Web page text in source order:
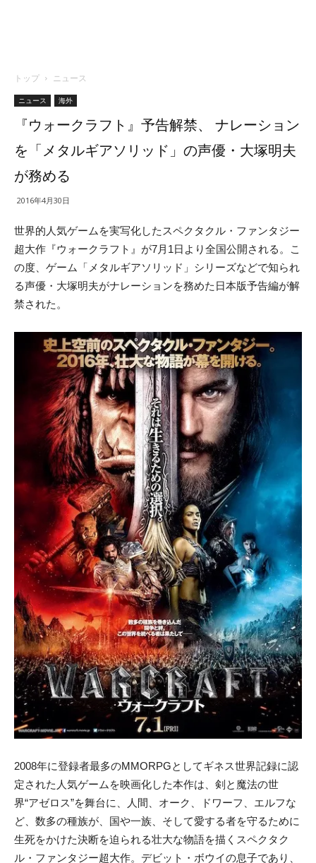
トップ ニュース
ニュース 海外
『ウォークラフト』予告解禁、 ナレーション
を「メタルギアソリッド」の声優・大塚明夫
が務める
2016年4月30日
世界的人気ゲームを実写化したスペクタクル・ファンタジー
超大作『ウォークラフト』が7月1日より全国公開される。こ
の度、ゲーム「メタルギアソリッド」シリーズなどで知られ
る声優・大塚明夫がナレーションを務めた日本版予告編が解
禁された。
2008年に登録者最多のMMORPGとしてギネス世界記録に認
定された人気ゲームを映画化した本作は、剣と魔法の世
界“アゼロス”を舞台に、人間、オーク、ドワーフ、エルフな
ど、数多の種族が、国や一族、そして愛する者を守るために
生死をかけた決断を迫られる壮大な物語を描くスペクタク
ル・ファンタジー超大作。デビット・ボウイの息子であり、